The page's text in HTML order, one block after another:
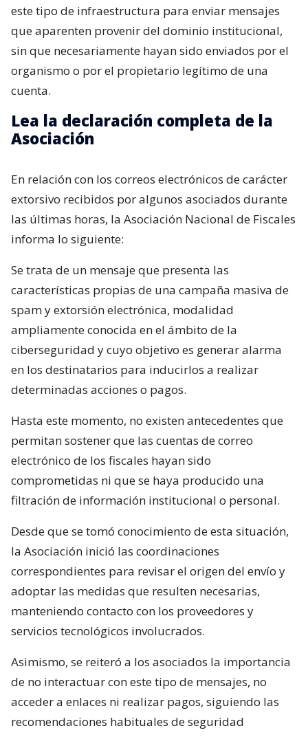
este tipo de infraestructura para enviar mensajes
que aparenten provenir del dominio institucional,
sin que necesariamente hayan sido enviados por el
organismo o por el propietario legítimo de una
cuenta.
Lea la declaración completa de la
Asociación
En relación con los correos electrónicos de carácter
extorsivo recibidos por algunos asociados durante
las últimas horas, la Asociación Nacional de Fiscales
informa lo siguiente:
Se trata de un mensaje que presenta las
características propias de una campaña masiva de
spam y extorsión electrónica, modalidad
ampliamente conocida en el ámbito de la
ciberseguridad y cuyo objetivo es generar alarma
en los destinatarios para inducirlos a realizar
determinadas acciones o pagos.
Hasta este momento, no existen antecedentes que
permitan sostener que las cuentas de correo
electrónico de los fiscales hayan sido
comprometidas ni que se haya producido una
filtración de información institucional o personal.
Desde que se tomó conocimiento de esta situación,
la Asociación inició las coordinaciones
correspondientes para revisar el origen del envío y
adoptar las medidas que resulten necesarias,
manteniendo contacto con los proveedores y
servicios tecnológicos involucrados.
Asimismo, se reiteró a los asociados la importancia
de no interactuar con este tipo de mensajes, no
acceder a enlaces ni realizar pagos, siguiendo las
recomendaciones habituales de seguridad